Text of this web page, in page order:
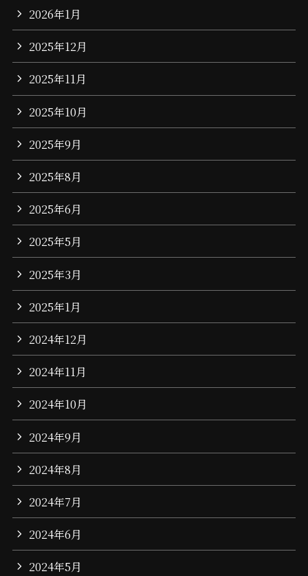
2026年1月
2025年12月
2025年11月
2025年10月
2025年9月
2025年8月
2025年6月
2025年5月
2025年3月
2025年1月
2024年12月
2024年11月
2024年10月
2024年9月
2024年8月
2024年7月
2024年6月
2024年5月